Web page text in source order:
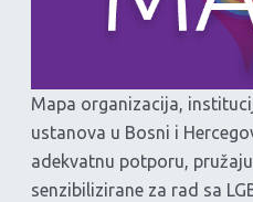
Mapa organizacija,
ustanova u Bosni i
adekvatnu potporu,
senzibilizirane za rad sa